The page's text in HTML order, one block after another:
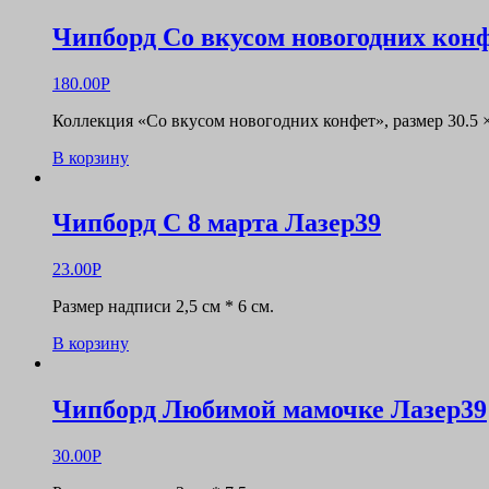
Чипборд Со вкусом новогодних
180.00Р
Коллекция «Со вкусом новогодних конфет», размер 30.5
В корзину
Чипборд С 8 марта Лазер39
23.00Р
Размер надписи 2,5 см * 6 см.
В корзину
Чипборд Любимой мамочке Лазер39
30.00Р